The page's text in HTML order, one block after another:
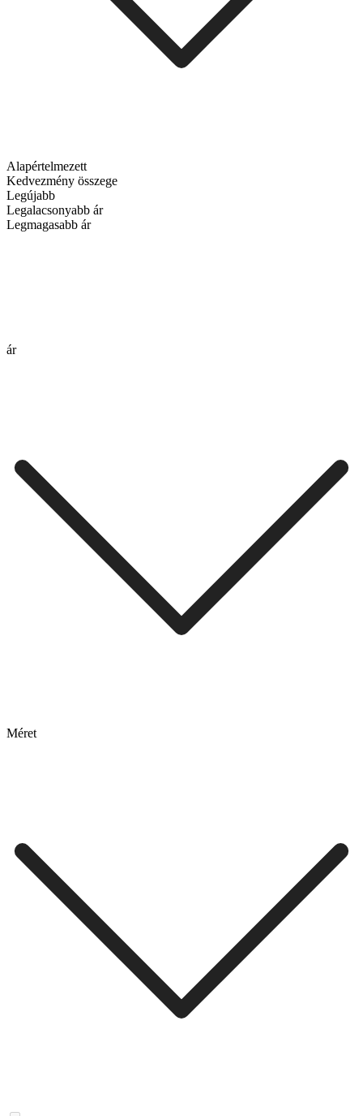
Alapértelmezett
Kedvezmény összege
Legújabb
Legalacsonyabb ár
Legmagasabb ár
ár
Méret